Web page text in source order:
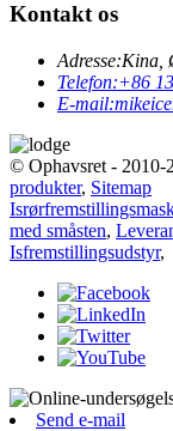
Kontakt os
Adresse:Kina,
Telefon:+86
E-mail:
© Ophavsret - 2010-
produkter, Sitemap
med småsten,
Isfremstillingsudstyr,
Send e-mail